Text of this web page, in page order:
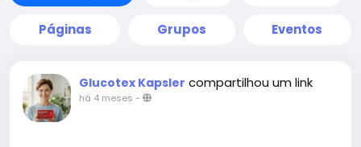
Páginas Grupos Eventos
Glucotex Kapsler compartilhou um link
há 4 meses -